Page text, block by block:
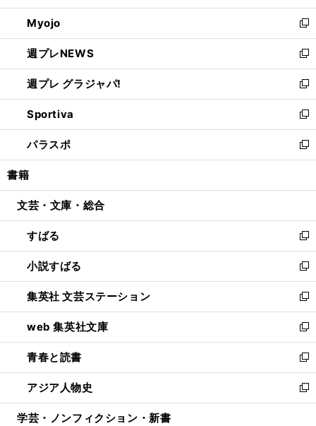
開
く
ウ
で
開
く
ン
ド
ウ
で
開
く
ウ
ィ
ン
ド
ウ
で
開
く
Myojo
新
し
い
ウ
ィ
ン
ド
ウ
で
開
週プレNEWS
新
し
い
ウ
ィ
ン
ド
ウ
開
週プレ グラジャパ!
新
し
い
ウ
ィ
ン
ウ
開
く
Sportiva
新
し
い
ウ
ン
ウ
で
開
く
パラスポ
新
し
ウ
ン
ド
ウ
で
開
く
書籍
文芸・文庫・総合
すばる
新
し
い
ウ
ィ
ン
ド
ウ
で
開
く
小説すばる
新
し
い
ウ
ィ
ン
ド
ウ
で
開
集英社 文芸ステーション
新
し
い
ウ
ィ
ン
ド
ウ
web 集英社文庫
新
し
い
ウ
ィ
ン
青春と読書
新
し
い
ウ
アジア人物史
新
し
学芸・ノンフィクション・新書